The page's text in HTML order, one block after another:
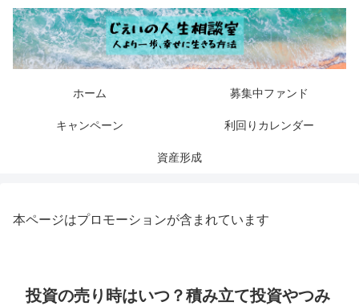
ホーム 募集中ファンド
キャンペーン 利回りカレンダー
資産形成
本ページはプロモーションが含まれています
投資の売り時はいつ？積み立て投資やつみ